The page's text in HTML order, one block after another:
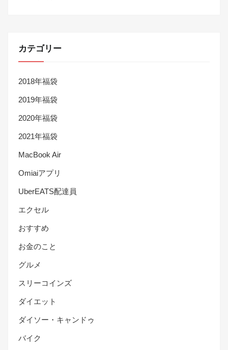
カテゴリー
2018年福袋
2019年福袋
2020年福袋
2021年福袋
MacBook Air
Omiaiアプリ
UberEATS配達員
エクセル
おすすめ
お金のこと
グルメ
スリーコインズ
ダイエット
ダイソー・キャンドゥ
バイク